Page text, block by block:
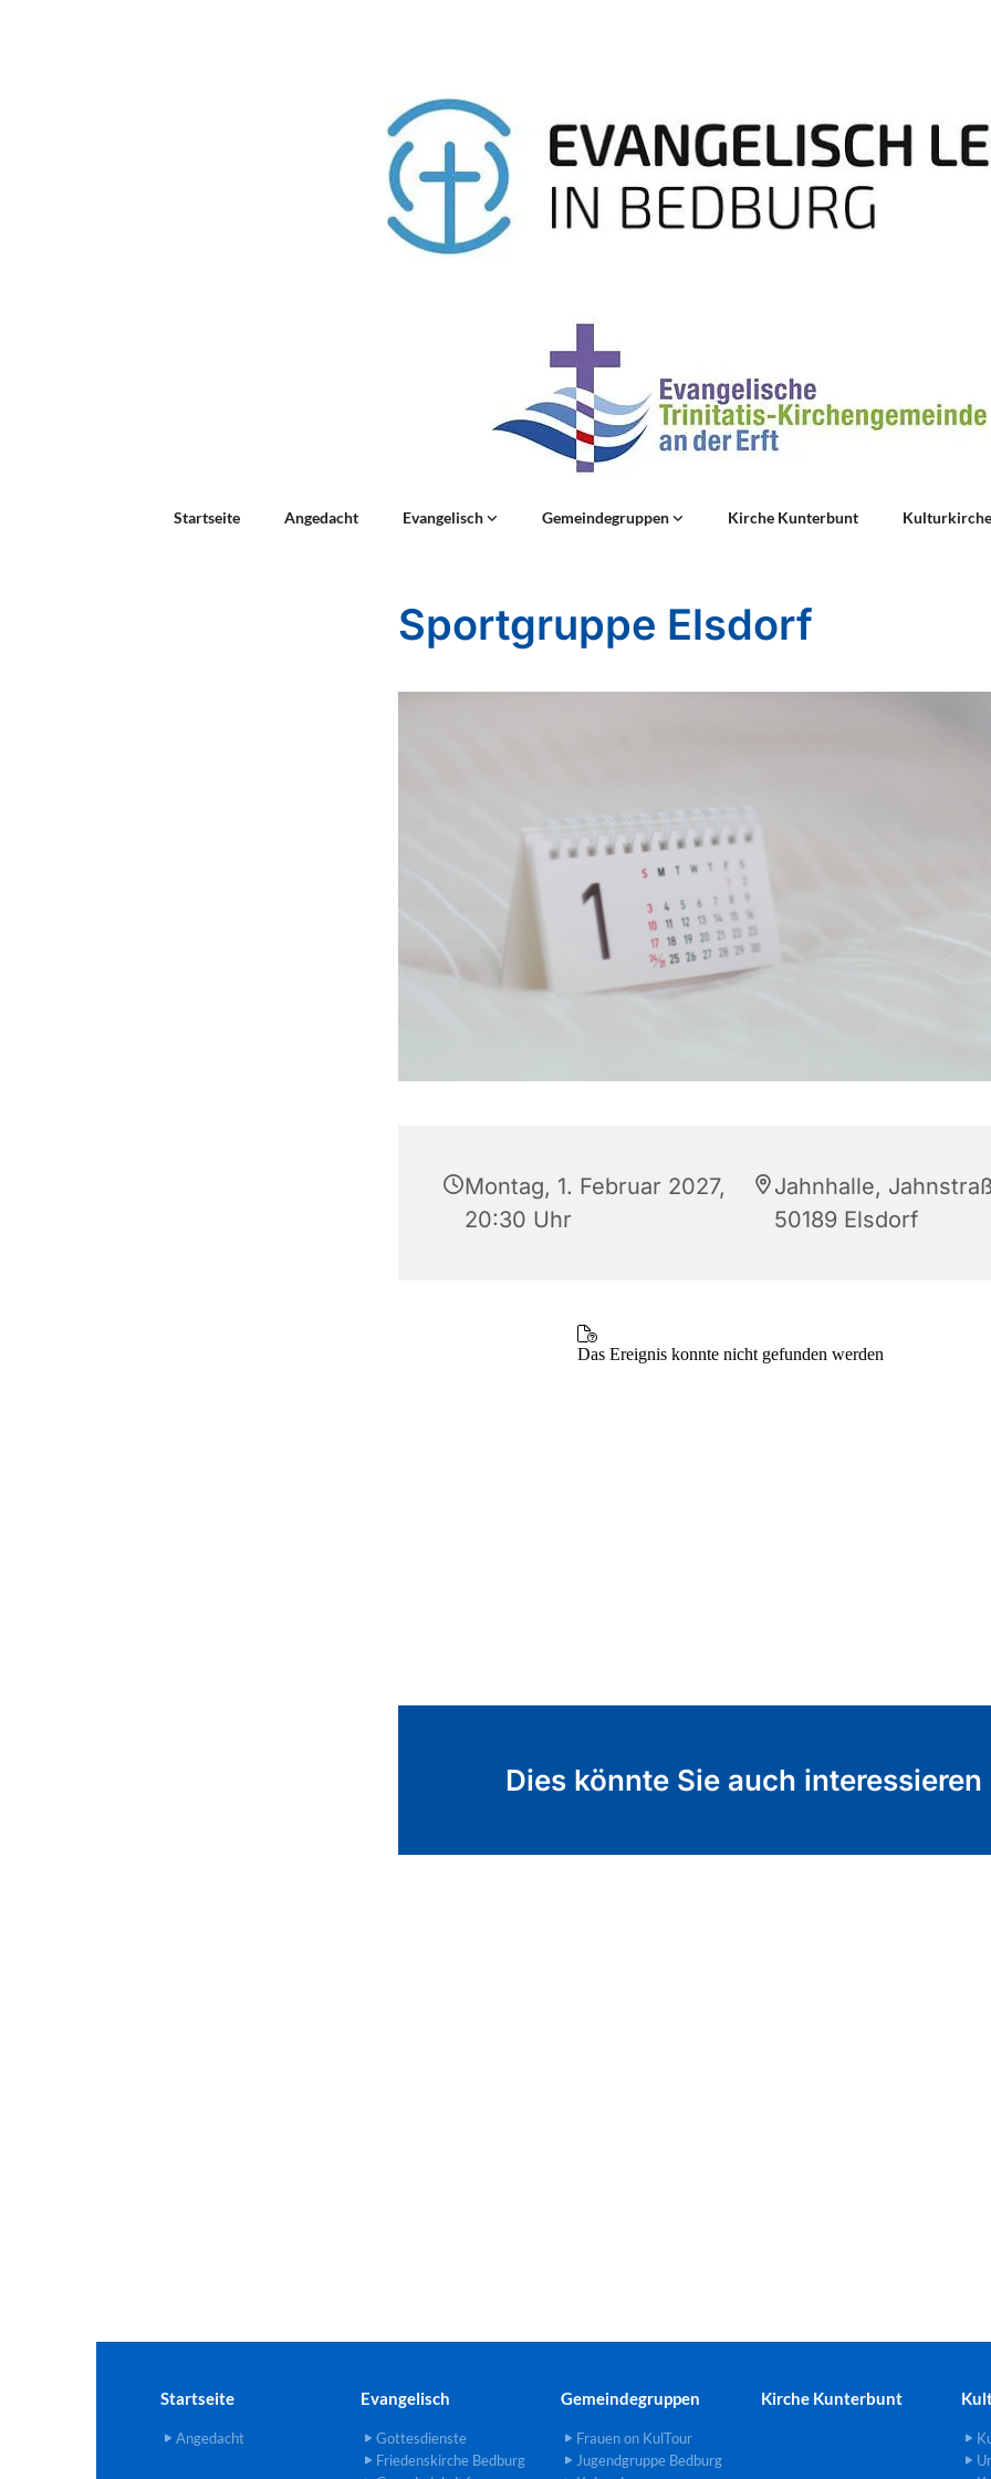
Startseite Angedacht Evangelisch Gemeindegruppen Kirche Kunterbunt
Sportgruppe Elsdorf
Montag, 1. Februar 2027,
20:30 Uhr
Jahnhalle,
50189 Elsdorf
Dies könnte Sie auch interessieren
Startseite
Angedacht
Evangelisch
Gottesdienste
Friedenskirche Bedburg
Gemeindegruppen
Frauen on KulTour
Jugendgruppe Bedburg
Kirche Kunterbunt